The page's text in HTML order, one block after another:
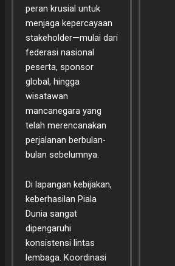
peran krusial untuk
menjaga kepercayaan
stakeholder—mulai dari
federasi nasional
peserta, sponsor
global, hingga
wisatawan
mancanegara yang
telah merencanakan
perjalanan berbulan-
bulan sebelumnya.
Di lapangan kebijakan,
keberhasilan Piala
Dunia sangat
dipengaruhi
konsistensi lintas
lembaga. Koordinasi